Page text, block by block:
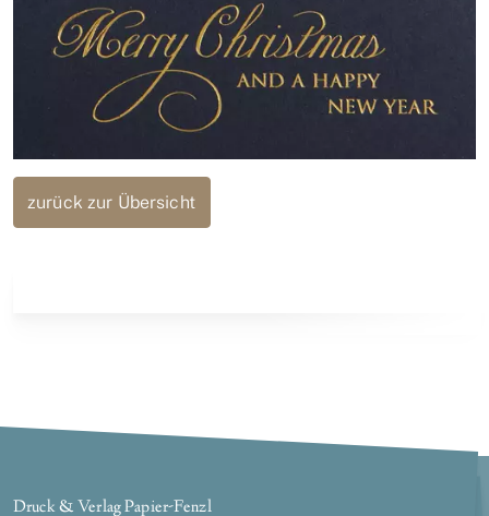
zurück zur Übersicht
Druck & Verlag Papier-Fenzl